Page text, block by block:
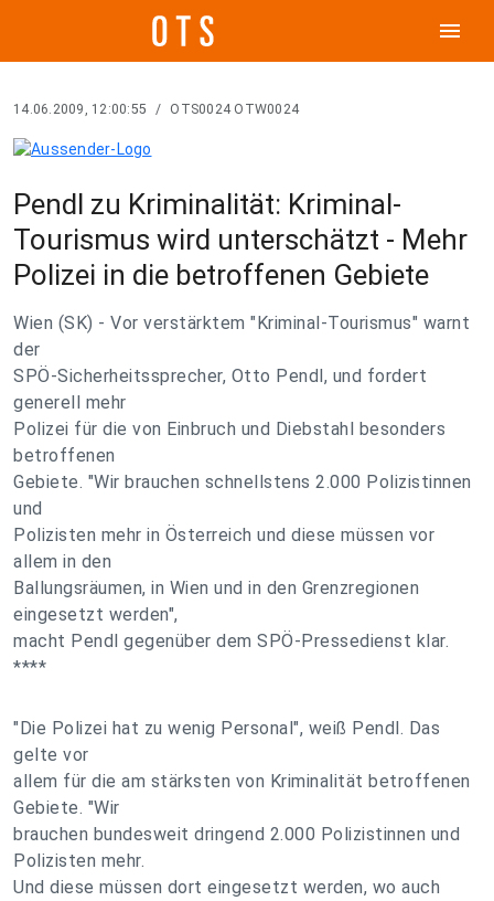
menu
14.06.2009, 12:00:55 / OTS0024 OTW0024
Pendl zu Kriminalität: Kriminal-
Tourismus wird unterschätzt - Mehr
Polizei in die betroffenen Gebiete
Wien (SK) - Vor verstärktem "Kriminal-Tourismus" warnt
der
SPÖ-Sicherheitssprecher, Otto Pendl, und fordert
generell mehr
Polizei für die von Einbruch und Diebstahl besonders
betroffenen
Gebiete. "Wir brauchen schnellstens 2.000 Polizistinnen
und
Polizisten mehr in Österreich und diese müssen vor
allem in den
Ballungsräumen, in Wien und in den Grenzregionen
eingesetzt werden",
macht Pendl gegenüber dem SPÖ-Pressedienst klar.
****
"Die Polizei hat zu wenig Personal", weiß Pendl. Das
gelte vor
allem für die am stärksten von Kriminalität betroffenen
Gebiete. "Wir
brauchen bundesweit dringend 2.000 Polizistinnen und
Polizisten mehr.
Und diese müssen dort eingesetzt werden, wo auch